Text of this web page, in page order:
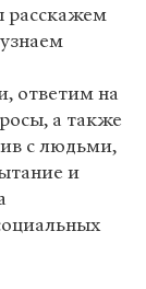
расскажем
ответим на
а также
с людьми,
и